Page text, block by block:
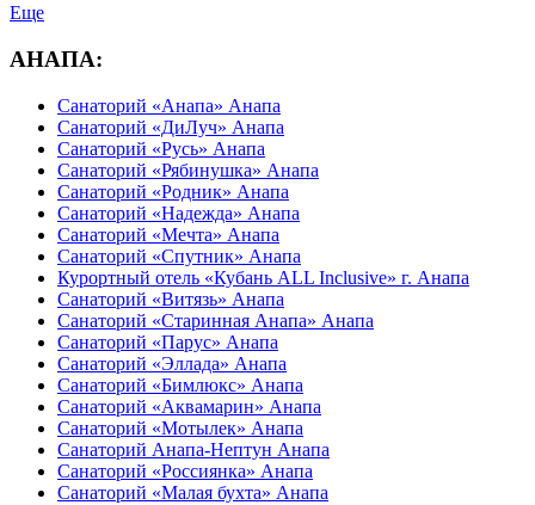
Еще
АНАПА:
Санаторий «Анапа» Анапа
Санаторий «ДиЛуч» Анапа
Санаторий «Русь» Анапа
Санаторий «Рябинушка» Анапа
Санаторий «Родник» Анапа
Санаторий «Надежда» Анапа
Санаторий «Мечта» Анапа
Санаторий «Спутник» Анапа
Курортный отель «Кубань ALL Inclusive» г. Анапа
Санаторий «Витязь» Анапа
Санаторий «Старинная Анапа» Анапа
Санаторий «Парус» Анапа
Санаторий «Эллада» Анапа
Санаторий «Бимлюкс» Анапа
Санаторий «Аквамарин» Анапа
Санаторий «Мотылек» Анапа
Санаторий Анапа-Нептун Анапа
Санаторий «Россиянка» Анапа
Санаторий «Малая бухта» Анапа